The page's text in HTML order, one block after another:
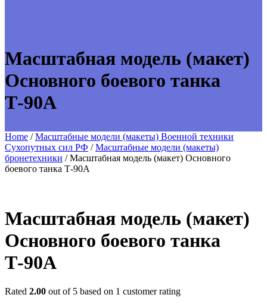
Масштабная модель (макет)
Основного боевого танка
Т-90А
Home /Масштабные модели (макеты) Военной техники
Сухопутных сил РФ /Масштабные модели (макеты)
бронетехники / Масштабная модель (макет) Основного
боевого танка Т-90А
Масштабная модель (макет)
Основного боевого танка
Т-90А
Rated 2.00 out of 5 based on 1 customer rating